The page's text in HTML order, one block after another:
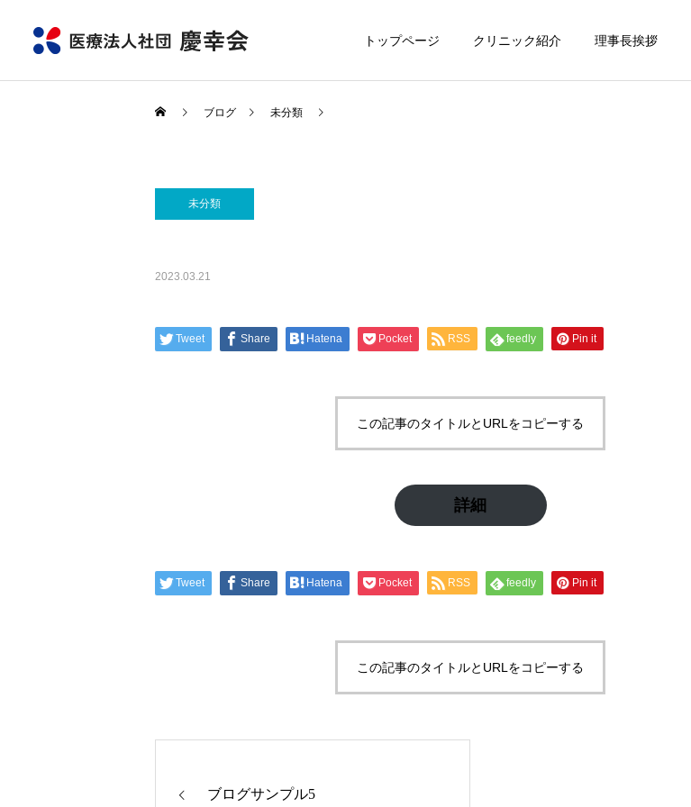
トップページ クリニック紹介 理事長挨拶
ブログ 未分類
未分類
2023.03.21
Tweet Share Hatena Pocket RSS feedly Pin it
この記事のタイトルとURLをコピーする
詳細
Tweet Share Hatena Pocket RSS feedly Pin it
この記事のタイトルとURLをコピーする
ブログサンプル5